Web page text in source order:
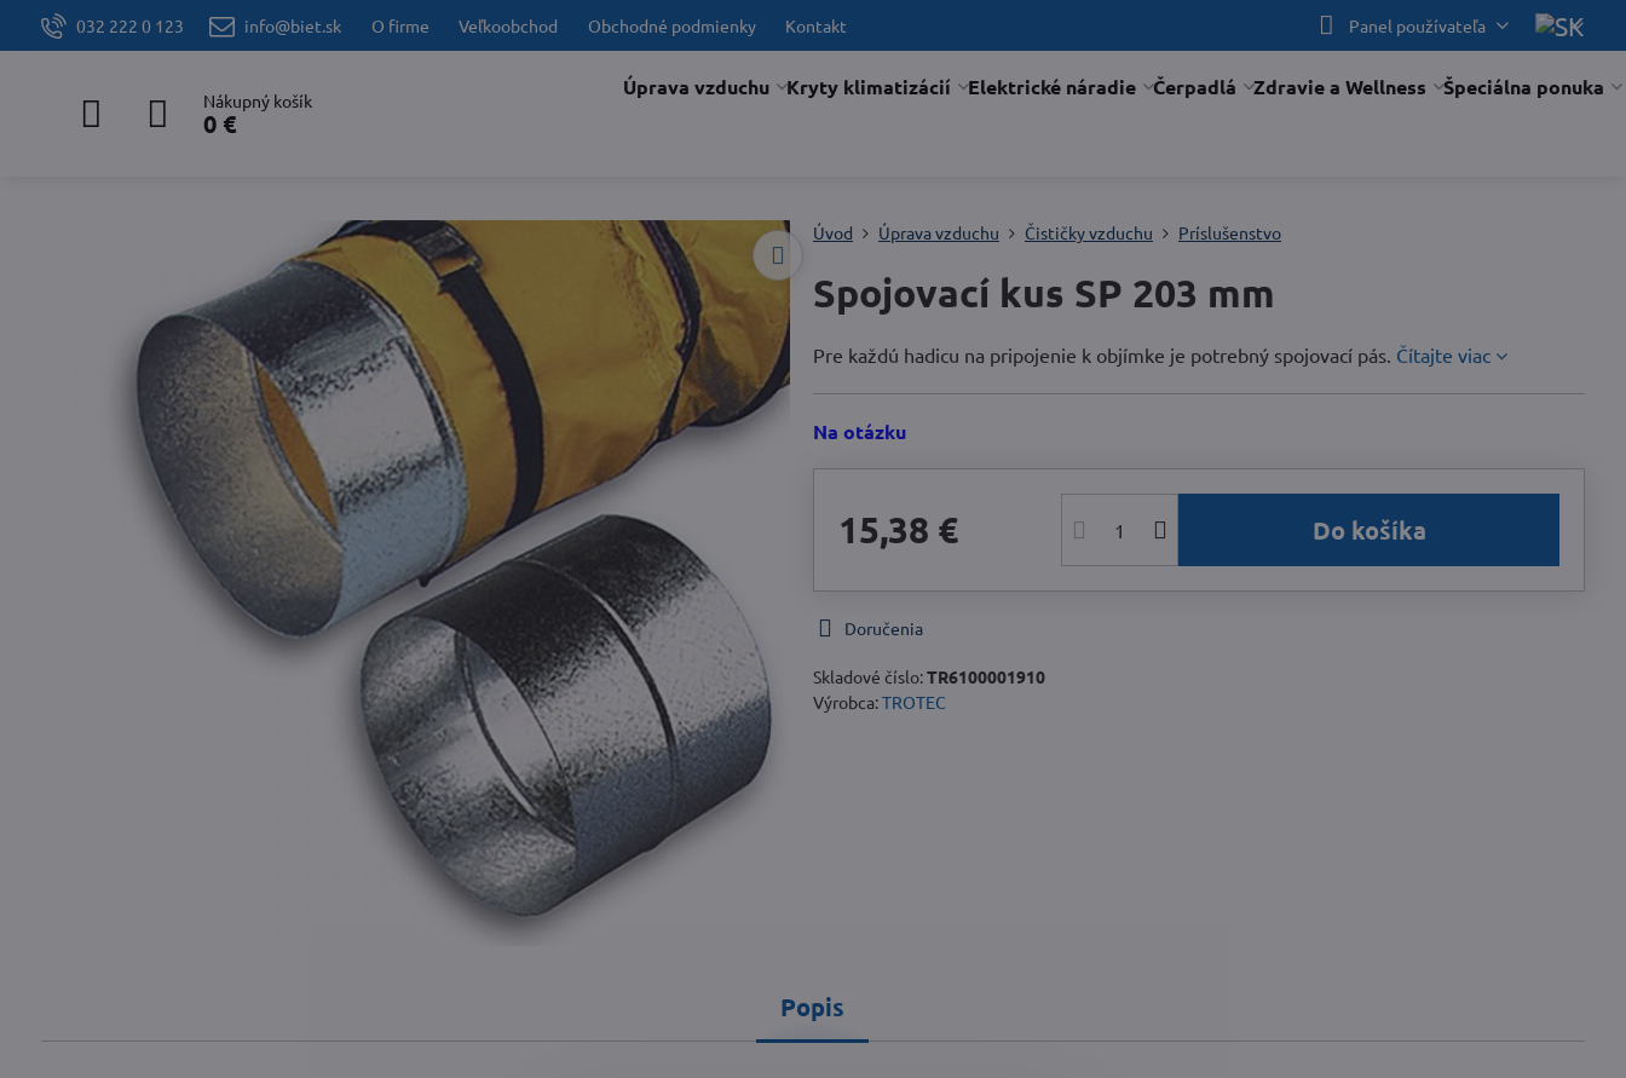
032 222 0 123 info@biet.sk O firme Veľkoobchod Obchodné podmienky Kontakt Panel používateľa
Nákupný košík
0 €
Úprava vzduchu Kryty klimatizácií Elektrické náradie Čerpadlá Zdravie a Wellness Špeciálna ponuka
Úvod Úprava vzduchu Čističky vzduchu Príslušenstvo
Spojovací kus SP 203 mm
Pre každú hadicu na pripojenie k objímke je potrebný spojovací pás. Čítajte viac
Na otázku
15,38 € Do košíka
Doručenia
Skladové číslo:TR6100001910
Výrobca:TROTEC
Popis